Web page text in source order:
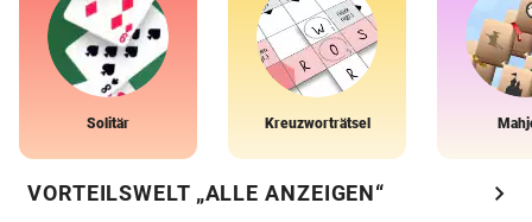
Solitär Kreuzworträtsel
VORTEILSWELT „ALLE ANZEIGEN“ chevron_right